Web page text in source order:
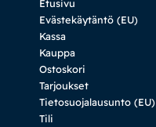
Etusivu
Evästekäytäntö (EU)
Kassa
Kauppa
Ostoskori
Tarjoukset
Tietosuojalausunto (EU)
Tili